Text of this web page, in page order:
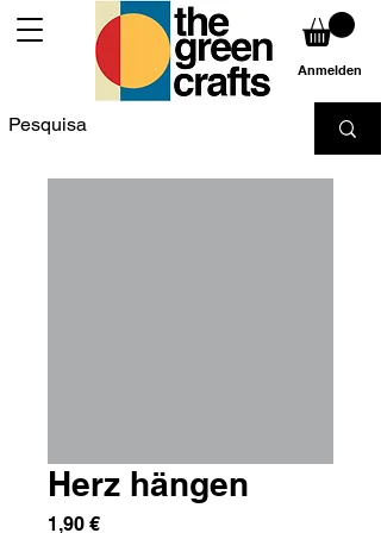
Anmelden
Herz hängen
1,90 €Preis